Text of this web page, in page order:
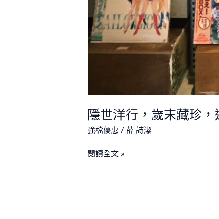
隱世洋行，歲末藏珍，
強檔優惠 / 薛 詩潔
閱讀全文 »